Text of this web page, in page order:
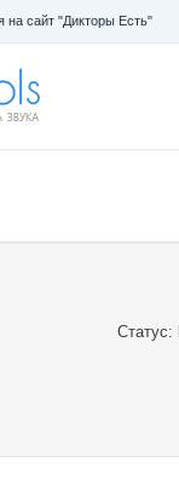
на сайт "Дикторы Есть"
Статус: